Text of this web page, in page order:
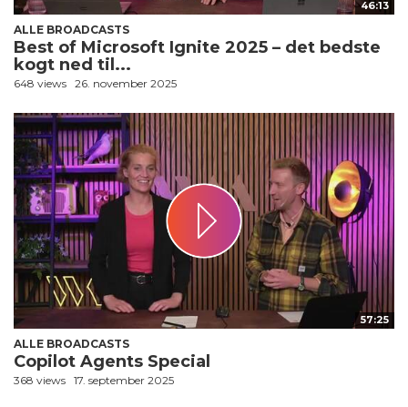
46:13
ALLE BROADCASTS
Best of Microsoft Ignite 2025 – det bedste
kogt ned til...
648 views 26. november 2025
57:25
ALLE BROADCASTS
Copilot Agents Special
368 views 17. september 2025